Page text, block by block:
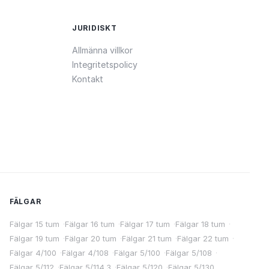
JURIDISKT
Allmänna villkor
Integritetspolicy
Kontakt
FÄLGAR
Fälgar 15 tum ·Fälgar 16 tum ·Fälgar 17 tum ·Fälgar 18 tum ·
Fälgar 19 tum ·Fälgar 20 tum ·Fälgar 21 tum ·Fälgar 22 tum ·
Fälgar 4/100 ·Fälgar 4/108 ·Fälgar 5/100 ·Fälgar 5/108 ·